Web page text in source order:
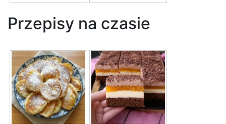
Przepisy na czasie